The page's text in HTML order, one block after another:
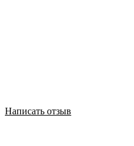
Написать отзыв